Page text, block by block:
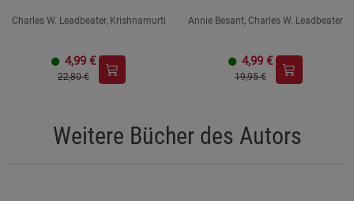
Charles W. Leadbeater, Krishnamurti
4,99 €
22,80 €
Annie Besant, Charles W. Leadbeater
4,99 €
19,95 €
Weitere Bücher des Autors